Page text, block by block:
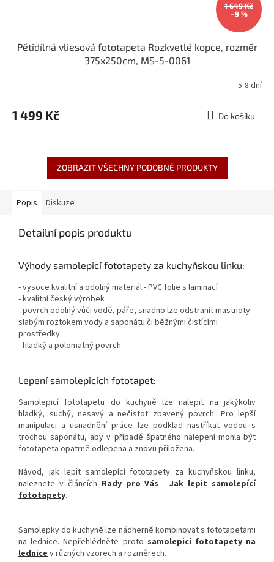
1 649 Kč
–9 %
Pětidílná vliesová fototapeta Rozkvetlé kopce, rozměr
375x250cm, MS-5-0061
5-8 dní
1 499 Kč Do košíku
ZOBRAZIT VŠECHNY PODOBNÉ PRODUKTY
Popis Diskuze
Detailní popis produktu
Výhody samolepicí fototapety za kuchyňskou linku:
- vysoce kvalitní a odolný materiál - PVC folie s laminací
- kvalitní český výrobek
- povrch odolný vůči vodě, páře, snadno lze odstranit mastnoty
slabým roztokem vody a saponátu či běžnými čistícími
prostředky
- hladký a polomatný povrch
Lepení samolepicích fototapet:
Samolepicí fototapetu do kuchyně lze nalepit na jakýkoliv
hladký, suchý, nesavý a nečistot zbavený povrch. Pro lepší
manipulaci a usnadnění práce lze podklad nastříkat vodou s
trochou saponátu, aby v případě špatného nalepení mohla být
fototapeta opatrně odlepena a znovu přiložena.
Návod, jak lepit samolepící fototapety za kuchyňskou linku,
naleznete v článcíchRady pro Vás-Jak lepit samolepící
fototapety.
Samolepky do kuchyně lze nádherně kombinovat s fototapetami
na lednice. Nepřehlédněte protosamolepicí fototapety na
lednicev různých vzorech a rozměrech.